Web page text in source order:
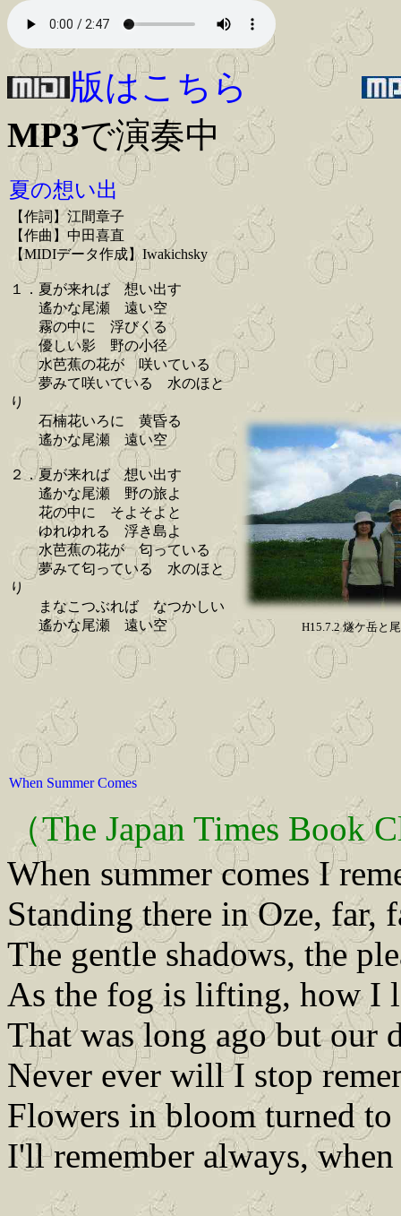
版はこちら
MP3で演奏中
夏の想い出
【作詞】江間章子
【作曲】中田喜直
【MIDIデータ作成】Iwakichsky
１．夏が来れば 想い出す
遙かな尾瀬 遠い空
霧の中に 浮びくる
優しい影 野の小径
水芭蕉の花が 咲いている
夢みて咲いている 水のほと
り
石楠花いろに 黄昏る
遙かな尾瀬 遠い空
２．夏が来れば 想い出す
遙かな尾瀬 野の旅よ
花の中に そよそよと
ゆれゆれる 浮き島よ
水芭蕉の花が 匂っている
夢みて匂っている 水のほと
り
まなこつぶれば なつかしい
遙かな尾瀬 遠い空
H15.7.2 燧ケ岳と
When Summer Comes
（The Japan Times Book
When summer comes I
Standing there in Oze, far,
The gentle shadows, the
As the fog is lifting, how I
That was long ago but our
Never ever will I stop
Flowers in bloom turned
I'll remember always, when